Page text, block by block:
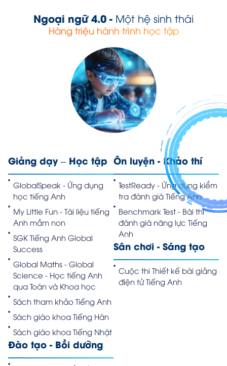
Ngoại ngữ 4.0 - Một hệ sinh thái
Hàng triệu hành trình học tập
Giảng dạy – Học tập
GlobalSpeak - Ứng dụng
học tiếng Anh
My Little Fun - Tài liệu tiếng
Anh mầm non
SGK Tiếng Anh Global
Success
Global Maths - Global
Science - Học tiếng Anh
qua Toán và Khoa học
Sách tham khảo Tiếng Anh
Sách giáo khoa Tiếng Hàn
Sách giáo khoa Tiếng Nhật
Đào tạo - Bồi dưỡng
Ôn luyện - Khảo thí
TestReady - Ứng dụng kiểm
tra đánh giá Tiếng Anh
Benchmark Test - Bài thi
đánh giá năng lực Tiếng
Anh
Sân chơi - Sáng tạo
Cuộc thi Thiết kế bài giảng
điện tử Tiếng Anh